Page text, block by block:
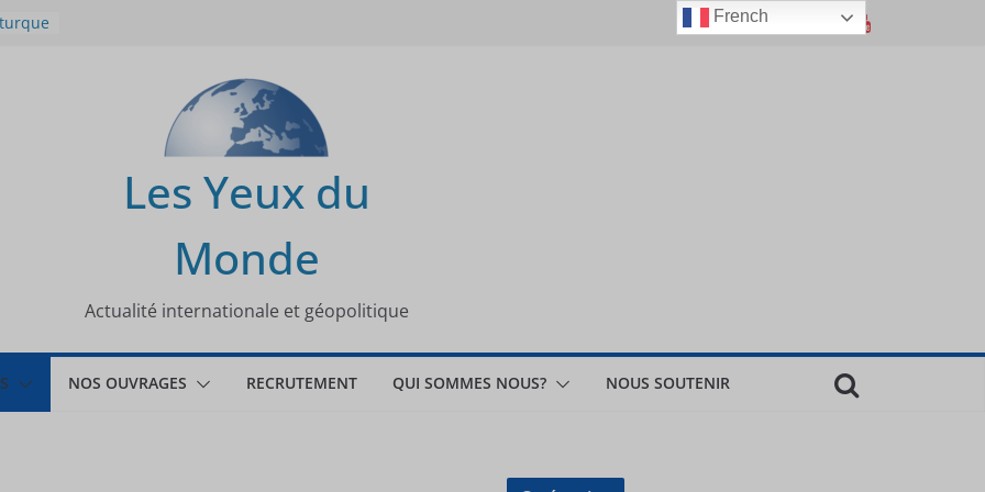
Les Yeux du
Monde
Actualité internationale et géopolitique
NOS OUVRAGES RECRUTEMENT QUI SOMMES NOUS? NOUS SOUTENIR
French